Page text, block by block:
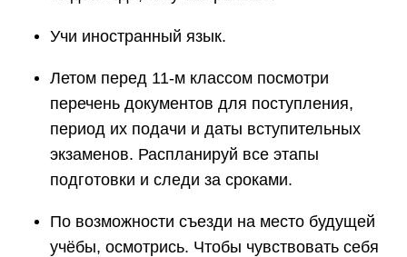
Учи иностранный язык.
Летом перед 11-м классом посмотри
перечень документов для поступления,
период их подачи и даты вступительных
экзаменов. Распланируй все этапы
подготовки и следи за сроками.
По возможности съезди на место будущей
учёбы, осмотрись. Чтобы чувствовать себя